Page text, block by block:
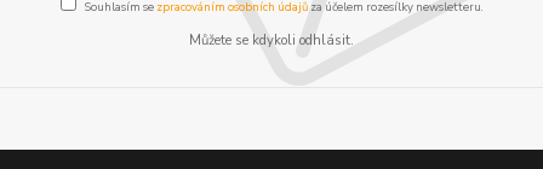
Souhlasím se zpracováním osobních údajůza účelem rozesílky newsletteru.
Můžete se kdykoli odhlásit.